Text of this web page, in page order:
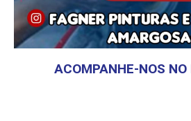
ACOMPANHE-NOS NO